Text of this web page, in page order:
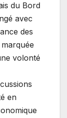
du Bord
avec
des
volonté
en